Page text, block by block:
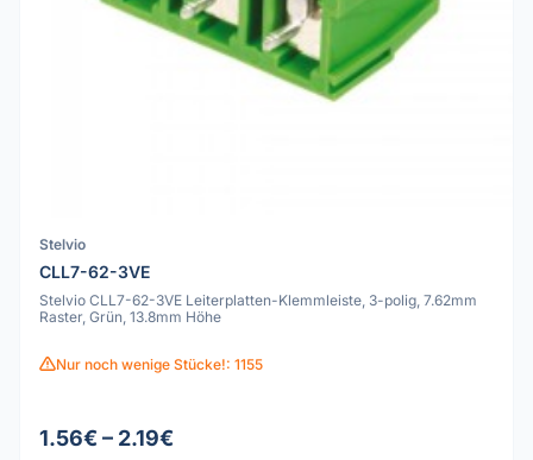
Stelvio
CLL7-62-3VE
Stelvio CLL7-62-3VE Leiterplatten-Klemmleiste, 3-polig, 7.62mm
Raster, Grün, 13.8mm Höhe
Nur noch wenige Stücke!: 1155
1.56€ – 2.19€